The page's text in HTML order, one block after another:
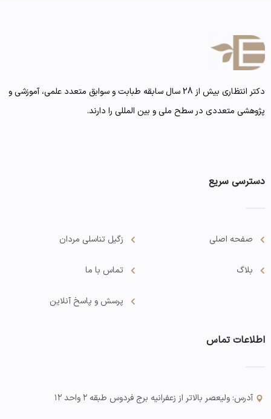
دکتر انتظاری بیش از 28 سال سابقه طبابت و سوابق متعدد علمی، آموزشی و
پژوهشی متعددی در سطح ملی و بین المللی را دارند.
دسترسی سریع
صفحه اصلی
بلاگ
زگیل تناسلی مردان
تماس با ما
پرسش و پاسخ آنلاین
اطلاعات تماس
آدرس: ولیعصر بالاتر از زعفرانیه برج فردوس طبقه ۲ واحد ۱۲